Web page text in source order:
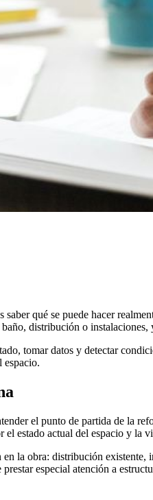
saber qué se puede hacer
distribución o
tomar datos y detectar
espacio.
el punto de partida de la
estado actual del espacio y la
la obra: distribución
especial atención a